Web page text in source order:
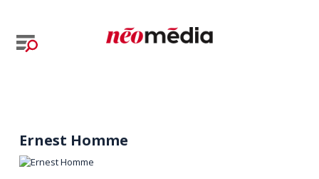
Ernest Homme